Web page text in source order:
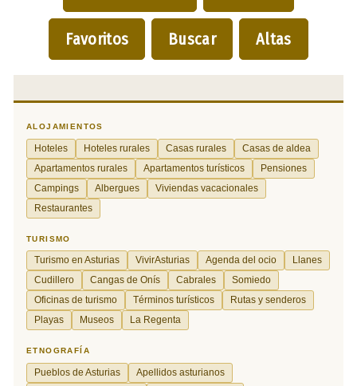
Favoritos Buscar Altas